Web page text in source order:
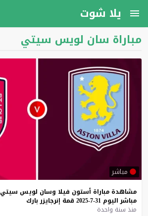
يلا شوت
مباراة سان لويس سيتي
مباشر
مشاهدة مباراة أستون فيلا وسان لويس سيتي
مباشر اليوم 31-7-2025 قمة إنرجايزر بارك
منذ سنة واحدة